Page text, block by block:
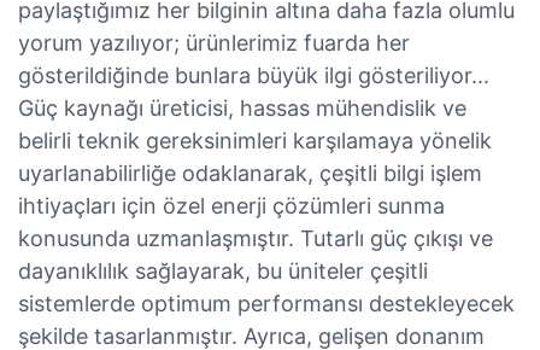
paylaştığımız her bilginin altına daha fazla olumlu
yorum yazılıyor; ürünlerimiz fuarda her
gösterildiğinde bunlara büyük ilgi gösteriliyor...
Güç kaynağı üreticisi, hassas mühendislik ve
belirli teknik gereksinimleri karşılamaya yönelik
uyarlanabilirliğe odaklanarak, çeşitli bilgi işlem
ihtiyaçları için özel enerji çözümleri sunma
konusunda uzmanlaşmıştır. Tutarlı güç çıkışı ve
dayanıklılık sağlayarak, bu üniteler çeşitli
sistemlerde optimum performansı destekleyecek
şekilde tasarlanmıştır. Ayrıca, gelişen donanım